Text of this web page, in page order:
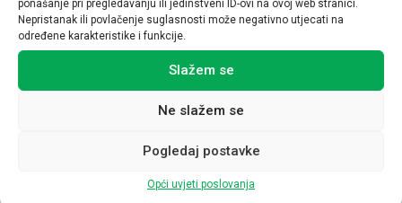
ponašanje pri pregledavanju ili jedinstveni ID-ovi na ovoj web stranici.
Nepristanak ili povlačenje suglasnosti može negativno utjecati na
određene karakteristike i funkcije.
Slažem se
Ne slažem se
Pogledaj postavke
Opći uvjeti poslovanja
Povezani proizvodi